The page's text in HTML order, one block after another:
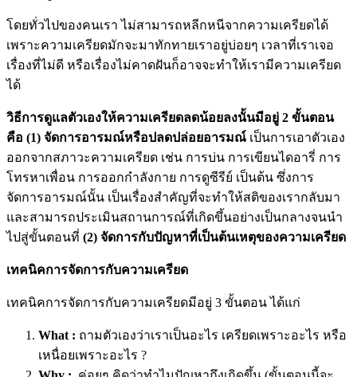
โดยทั่วไปของคนเรา ไม่สามารถหลีกหนีจากความเครียดได้
เพราะความเครียดมักจะมาทักทายเราอยู่บ่อยๆ เวลาที่เราเจอ
เรื่องที่ไม่ดี หรือเรื่องไม่คาดฝันก็อาจจะทำให้เรามีความเครียด
ได้
วิธีการดูแลตัวเองให้ความเครียดลดน้อยลงนั้นมีอยู่ 2 ขั้นตอน
คือ (1) จัดการอารมณ์หรือปลดปล่อยอารมณ์ เป็นการเอาตัวเอง
ออกจากสภาวะความเครียด เช่น การบ่น การเขียนไดอารี่ การ
โทรหาเพื่อน การออกกำลังกาย การดูซีรีย์ เป็นต้น ซึ่งการ
จัดการอารมณ์นั้น เป็นเรื่องสำคัญที่จะทำให้สติของเรากลับมา
และสามารถประเมินสถานการณ์ที่เกิดขึ้นอย่างเป็นกลางจนนำ
ไปสู่ขั้นตอนที่ (2) จัดการกับปัญหาที่เป็นต้นเหตุของความเครียด
เทคนิคการจัดการกับความเครียด
เทคนิคการจัดการกับความเครียดมีอยู่ 3 ขั้นตอน ได้แก่
What : ถามตัวเองว่าเราเป็นอะไร เครียดเพราะอะไร หรือ
เหนื่อยเพราะอะไร ?